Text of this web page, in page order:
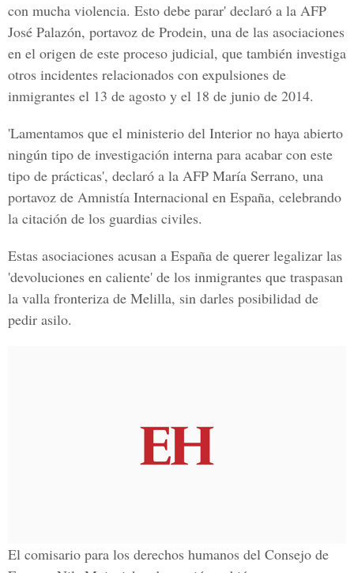
con mucha violencia. Esto debe parar' declaró a la AFP
José Palazón, portavoz de Prodein, una de las asociaciones
en el origen de este proceso judicial, que también investiga
otros incidentes relacionados con expulsiones de
inmigrantes el 13 de agosto y el 18 de junio de 2014.
'Lamentamos que el ministerio del Interior no haya abierto
ningún tipo de investigación interna para acabar con este
tipo de prácticas', declaró a la AFP María Serrano, una
portavoz de Amnistía Internacional en España, celebrando
la citación de los guardias civiles.
Estas asociaciones acusan a España de querer legalizar las
'devoluciones en caliente' de los inmigrantes que traspasan
la valla fronteriza de Melilla, sin darles posibilidad de
pedir asilo.
El comisario para los derechos humanos del Consejo de